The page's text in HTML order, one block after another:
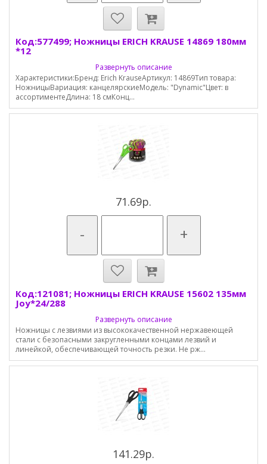
Код:577499; Ножницы ERICH KRAUSE 14869 180мм
*12
Развернуть описание
Характеристики:Бренд: Erich KrauseАртикул: 14869Тип товара:
НожницыВариация: канцелярскиеМодель: "Dynamic"Цвет: в
ассортиментеДлина: 18 смКонц...
71.69р.
- +
Код:121081; Ножницы ERICH KRAUSE 15602 135мм
Joy*24/288
Развернуть описание
Ножницы с лезвиями из высококачественной нержавеющей
стали с безопасными закругленными концами лезвий и
линейкой, обеспечивающей точность резки. Не рж...
141.29р.